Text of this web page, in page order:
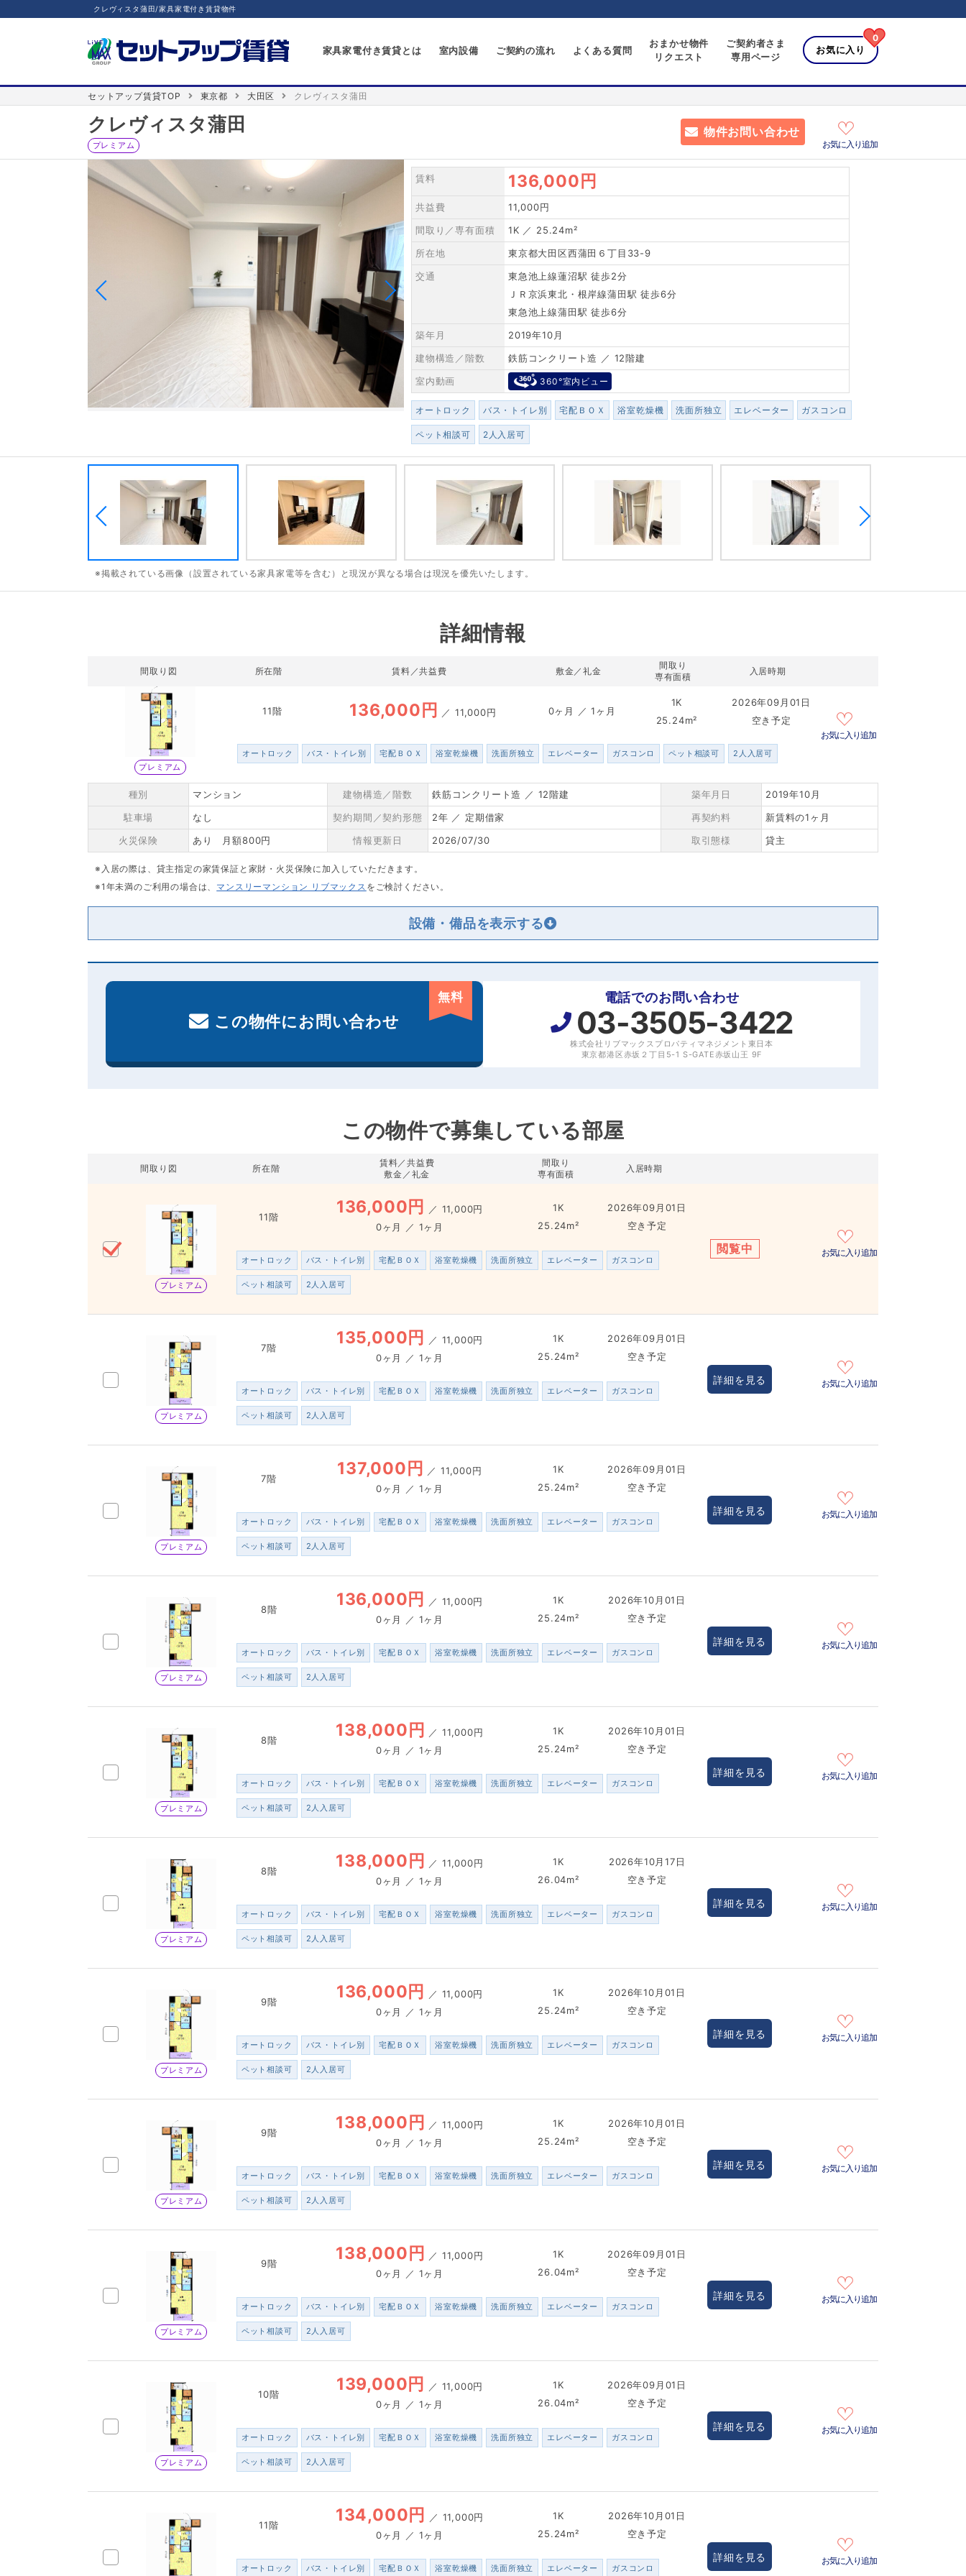
クレヴィスタ蒲田/家具家電付き賃貸物件
家具家電付き賃貸とは 室内設備 ご契約の流れ よくある質問
おまかせ物件
リクエスト
ご契約者さま
専用ページ
お気に入り
0
セットアップ賃貸TOP 東京都 大田区 クレヴィスタ蒲田
クレヴィスタ蒲田
プレミアム
物件お問い合わせ
お気に入り追加
賃料 136,000円
共益費
11,000円
間取り／専有面積
1K ／ 25.24m²
所在地
東京都大田区西蒲田６丁目33-9
交通
東急池上線蓮沼駅 徒歩2分
ＪＲ京浜東北・根岸線蒲田駅 徒歩6分
東急池上線蒲田駅 徒歩6分
築年月
2019年10月
建物構造／階数
鉄筋コンクリート造 ／ 12階建
室内動画
360°室内ビュー
オートロック バス・トイレ別 宅配ＢＯＸ 浴室乾燥機 洗面所独立 エレベーター ガスコンロ
ペット相談可 2人入居可
※掲載されている画像（設置されている家具家電等を含む）と現況が異なる場合は現況を優先いたします。
詳細情報
間取り図 所在階 賃料／共益費 敷金／礼金
間取り
専有面積
入居時期
プレミアム
11階 136,000円 ／ 11,000円 0ヶ月 ／ 1ヶ月
1K
25.24m²
2026年09月01日
空き予定
オートロック バス・トイレ別 宅配ＢＯＸ 浴室乾燥機 洗面所独立 エレベーター ガスコンロ ペット相談可 2人入居可
お気に入り追加
種別 マンション 建物構造／階数 鉄筋コンクリート造 ／ 12階建 築年月日
2019年10月
駐車場
なし 契約期間／契約形態 2年 ／ 定期借家 再契約料
新賃料の1ヶ月
火災保険
あり 月額800円 情報更新日 2026/07/30 取引態様 貸主
※入居の際は、貸主指定の家賃保証と家財・火災保険に加入していただきます。
※1年未満のご利用の場合は、 マンスリーマンション リブマックス をご検討ください。
設備・備品を
この物件にお問い合わせ
無料 電話でのお問い合わせ
03-3505-3422
株式会社リブマックスプロパティマネジメント東日本
東京都港区赤坂２丁目5-1 S-GATE赤坂山王 9F
この物件で募集している部屋
間取り図 所在階
賃料／共益費
敷金／礼金
間取り
専有面積
入居時期
プレミアム
11階 136,000円 ／ 11,000円
0ヶ月 ／ 1ヶ月
1K
25.24m²
2026年09月01日
空き予定
オートロック バス・トイレ別 宅配ＢＯＸ 浴室乾燥機 洗面所独立 エレベーター ガスコンロ
ペット相談可 2人入居可
閲覧中 お気に入り追加
プレミアム
7階 135,000円 ／ 11,000円
0ヶ月 ／ 1ヶ月
1K
25.24m²
2026年09月01日
空き予定
オートロック バス・トイレ別 宅配ＢＯＸ 浴室乾燥機 洗面所独立 エレベーター ガスコンロ
ペット相談可 2人入居可
詳細を見る お気に入り追加
プレミアム
7階 137,000円 ／11,000円
0ヶ月 ／ 1ヶ月
1K
25.24m²
2026年09月01日
空き予定
オートロック バス・トイレ別 宅配ＢＯＸ 浴室乾燥機 洗面所独立 エレベーター ガスコンロ
ペット相談可 2人入居可
詳細を見る お気に入り追加
プレミアム
8階 136,000円 ／ 11,000円
0ヶ月 ／ 1ヶ月
1K
25.24m²
2026年10月01日
空き予定
オートロック バス・トイレ別 宅配ＢＯＸ 浴室乾燥機 洗面所独立 エレベーター ガスコンロ
ペット相談可 2人入居可
詳細を見る お気に入り追加
プレミアム
8階 138,000円 ／11,000円
0ヶ月 ／ 1ヶ月
1K
25.24m²
2026年10月01日
空き予定
オートロック バス・トイレ別 宅配ＢＯＸ 浴室乾燥機 洗面所独立 エレベーター ガスコンロ
ペット相談可 2人入居可
詳細を見る お気に入り追加
プレミアム
8階 138,000円 ／11,000円
0ヶ月 ／ 1ヶ月
1K
26.04m²
2026年10月17日
空き予定
オートロック バス・トイレ別 宅配ＢＯＸ 浴室乾燥機 洗面所独立 エレベーター ガスコンロ
ペット相談可 2人入居可
詳細を見る お気に入り追加
プレミアム
9階 136,000円 ／ 11,000円
0ヶ月 ／ 1ヶ月
1K
25.24m²
2026年10月01日
空き予定
オートロック バス・トイレ別 宅配ＢＯＸ 浴室乾燥機 洗面所独立 エレベーター ガスコンロ
ペット相談可 2人入居可
詳細を見る お気に入り追加
プレミアム
9階 138,000円 ／11,000円
0ヶ月 ／ 1ヶ月
1K
25.24m²
2026年10月01日
空き予定
オートロック バス・トイレ別 宅配ＢＯＸ 浴室乾燥機 洗面所独立 エレベーター ガスコンロ
ペット相談可 2人入居可
詳細を見る お気に入り追加
プレミアム
9階 138,000円 ／11,000円
0ヶ月 ／ 1ヶ月
1K
26.04m²
2026年09月01日
空き予定
オートロック バス・トイレ別 宅配ＢＯＸ 浴室乾燥機 洗面所独立 エレベーター ガスコンロ
ペット相談可 2人入居可
詳細を見る お気に入り追加
プレミアム
10階 139,000円 ／ 11,000円
0ヶ月 ／ 1ヶ月
1K
26.04m²
2026年09月01日
空き予定
オートロック バス・トイレ別 宅配ＢＯＸ 浴室乾燥機 洗面所独立 エレベーター ガスコンロ
ペット相談可 2人入居可
詳細を見る お気に入り追加
11階 134,000円 ／ 11,000円
0ヶ月 ／ 1ヶ月
1K
25.24m²
2026年10月01日
空き予定
オートロック バス・トイレ別 宅配ＢＯＸ 浴室乾燥機 洗面所独立 エレベーター ガスコンロ
詳細を見る お気に入り追加